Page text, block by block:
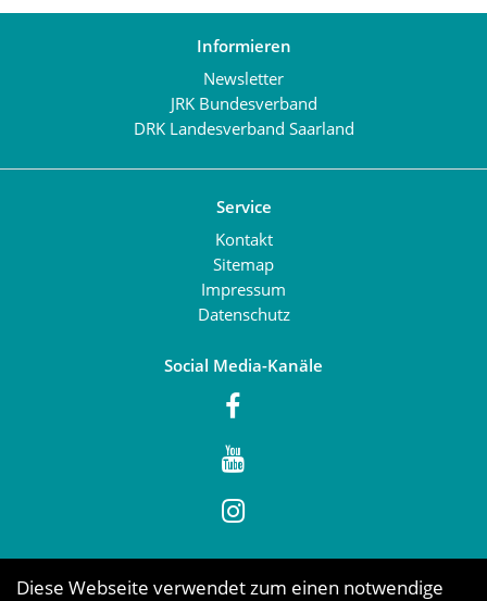
Informieren
Newsletter
JRK Bundesverband
DRK Landesverband Saarland
Service
Kontakt
Sitemap
Impressum
Datenschutz
Social Media-Kanäle
Diese Webseite verwendet zum einen notwendige